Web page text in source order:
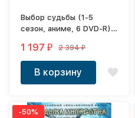
Выбор судьбы (1-5
сезон, аниме, 6 DVD-R)
1 197₽ 2 394₽
В корзину
-50%